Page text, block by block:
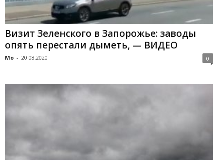
Визит Зеленского в Запорожье: заводы
опять перестали дыметь, — ВИДЕО
Mo - 20.08.2020 0